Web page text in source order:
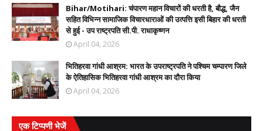
Bihar/Motihari: चंपारण महान विचारों की धरती है, बौद्ध, जैन
सहित विभिन्न सामाजिक विचारधाराओं की उत्पत्ति इसी बिहार की धरती
से हुई - उप राष्ट्रपति सी.पी. राधाकृष्णन
April 04, 2026
भितिहरवा गांधी आश्रम: भारत के उपराष्ट्रपति ने पश्चिम चम्पारण जिले
के ऐतिहासिक भितिहरवा गांधी आश्रम का दौरा किया
April 04, 2026
एक टिप्पणी भेजें